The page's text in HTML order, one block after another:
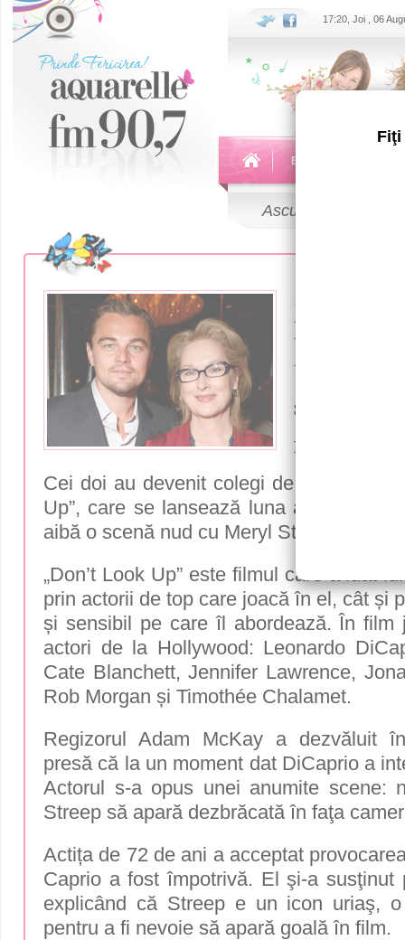
Fiţi
17:20, Joi , 06
Echipa
Ascultă
vrut ca
se
film.
Cei doi au devenit colegi de platou în
Up”, care se lansează luna aceasta, și
aibă o scenă nud cu Meryl Streep.
„Don’t Look Up” este filmul care a luat
prin actorii de top care joacă în el, cât și
și sensibil pe care îl abordează. În film
actori de la Hollywood: Leonardo
Cate Blanchett, Jennifer Lawrence,
Rob Morgan și Timothée Chalamet.
Regizorul Adam McKay a dezvăluit
presă că la un moment dat DiCaprio a
Actorul s-a opus unei anumite scene:
Streep să apară dezbrăcată în faţa
Actița de 72 de ani a acceptat
Caprio a fost împotrivă. El şi-a susţinut
explicând că Streep e un icon uriaş,
pentru a fi nevoie să apară goală în film.